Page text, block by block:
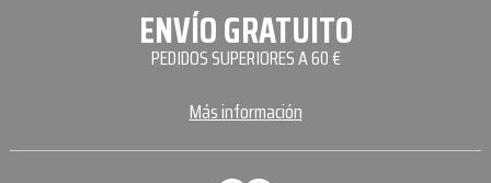
ENVÍO GRATUITO
PEDIDOS SUPERIORES A 60 €
Más información